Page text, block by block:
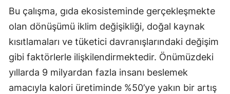
Bu çalışma, gıda ekosisteminde gerçekleşmekte
olan dönüşümü iklim değişikliği, doğal kaynak
kısıtlamaları ve tüketici davranışlarındaki değişim
gibi faktörlerle ilişkilendirmektedir. Önümüzdeki
yıllarda 9 milyardan fazla insanı beslemek
amacıyla kalori üretiminde %50’ye yakın bir artış